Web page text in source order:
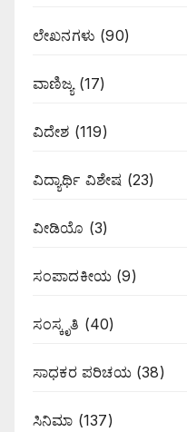
ಲೇಖನಗಳು (90)
ವಾಣಿಜ್ಯ(17)
ವಿದೇಶ (119)
ವಿದ್ಯಾರ್ಥಿ ವಿಶೇಷ (23)
ವೀಡಿಯೊ (3)
ಸಂಪಾದಕೀಯ (9)
ಸಂಸ್ಕೃತಿ (40)
ಸಾಧಕರ ಪರಿಚಯ(38)
ಸಿನಿಮಾ (137)